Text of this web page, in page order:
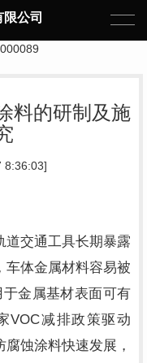
公司
料的研制及施
8:36:03]
道交通工具长期暴露
车体金属材料容易被
金属基材表面可有
VOC减排政策驱动
蚀涂料快速发展，